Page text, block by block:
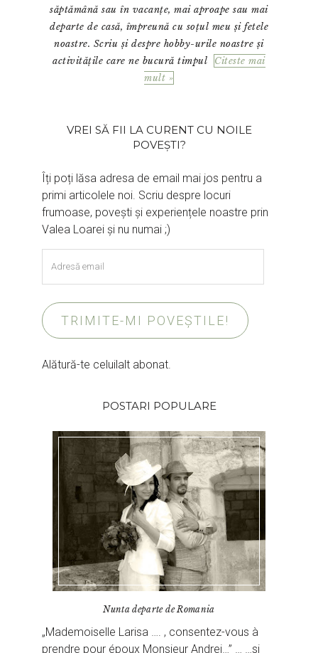
săptămână sau în vacanțe, mai aproape sau mai
departe de casă, împreună cu soțul meu și fetele
noastre. Scriu și despre hobby-urile noastre și
activitățile care ne bucură timpul
Citeste mai
mult »
VREI SĂ FII LA CURENT CU NOILE
POVEȘTI?
Îți poți lăsa adresa de email mai jos pentru a
primi articolele noi. Scriu despre locuri
frumoase, povești și experiențele noastre prin
Valea Loarei și nu numai ;)
email
TRIMITE-MI POVEȘTILE!
Alătură-te celuilalt abonat.
POSTARI POPULARE
Nunta departe de Romania
„Mademoiselle Larisa …. , consentez-vous à
prendre pour époux Monsieur Andrei…” … …si